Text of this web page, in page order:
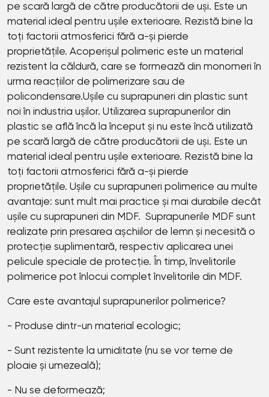
pe scară largă de către producătorii de uși. Este un
material ideal pentru ușile exterioare. Rezistă bine la
toți factorii atmosferici fără a-și pierde
proprietățile. Acoperișul polimeric este un material
rezistent la căldură, care se formează din monomeri în
urma reacțiilor de polimerizare sau de
policondensare.Ușile cu suprapuneri din plastic sunt
noi în industria ușilor. Utilizarea suprapunerilor din
plastic se află încă la început și nu este încă utilizată
pe scară largă de către producătorii de uși. Este un
material ideal pentru ușile exterioare. Rezistă bine la
toți factorii atmosferici fără a-și pierde
proprietățile. Ușile cu suprapuneri polimerice au multe
avantaje: sunt mult mai practice și mai durabile decât
ușile cu suprapuneri din MDF. Suprapunerile MDF sunt
realizate prin presarea așchiilor de lemn și necesită o
protecție suplimentară, respectiv aplicarea unei
pelicule speciale de protecție. În timp, învelitorile
polimerice pot înlocui complet învelitorile din MDF.
Care este avantajul suprapunerilor polimerice?
- Produse dintr-un material ecologic;
- Sunt rezistente la umiditate (nu se vor teme de
ploaie și umezeală);
- Nu se deformează;